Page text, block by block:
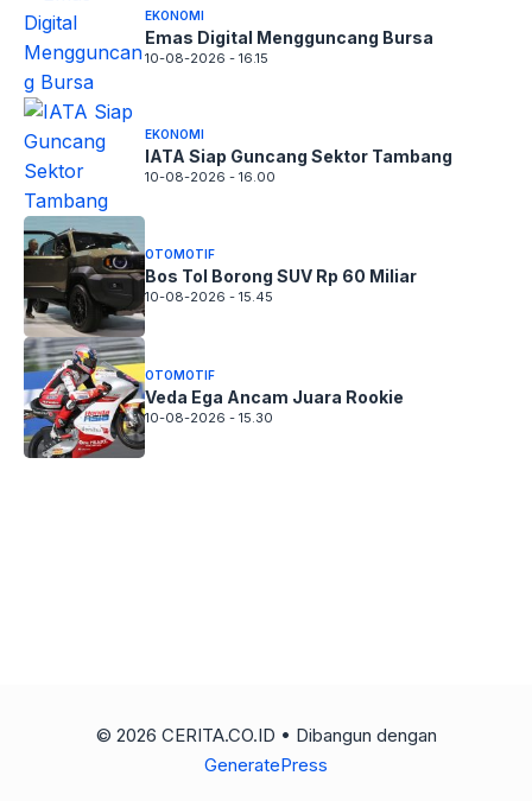
EKONOMI
Emas Digital Mengguncang Bursa
10-08-2026 - 16.15
EKONOMI
IATA Siap Guncang Sektor Tambang
10-08-2026 - 16.00
OTOMOTIF
Bos Tol Borong SUV Rp 60 Miliar
10-08-2026 - 15.45
OTOMOTIF
Veda Ega Ancam Juara Rookie
10-08-2026 - 15.30
© 2026 CERITA.CO.ID • Dibangun dengan
GeneratePress